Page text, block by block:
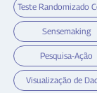
Teste Randomizado
Sensemaking
Pesquisa-Ação
Visualização de